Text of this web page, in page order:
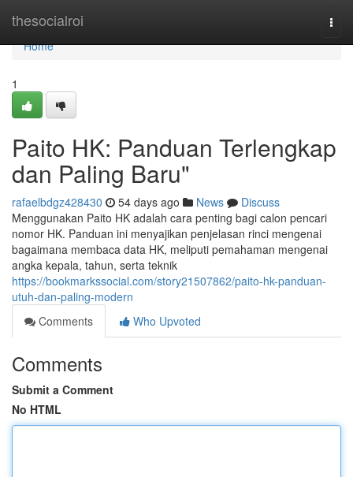
thesocialroi
Home
Home
1
Paito HK: Panduan Terlengkap
dan Paling Baru"
rafaelbdgz428430 54 days ago News
Discuss
Menggunakan Paito HK adalah cara penting bagi calon pencari
nomor HK. Panduan ini menyajikan penjelasan rinci mengenai
bagaimana membaca data HK, meliputi pemahaman mengenai
angka kepala, tahun, serta teknik
https://bookmarkssocial.com/story21507862/paito-hk-panduan-
utuh-dan-paling-modern
Comments
Who Upvoted
Comments
Submit a Comment
No HTML